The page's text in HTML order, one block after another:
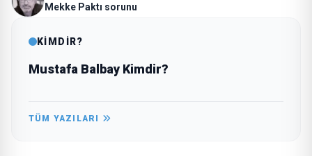
Mekke Paktı sorunu
KİMDİR?
Mustafa Balbay Kimdir?
TÜM YAZILARI